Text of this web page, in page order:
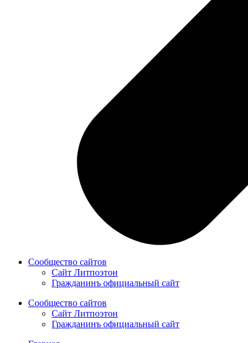
Сообщество сайтов
Сайт Литпоэтон
Гражданинъ официальный сайт
Сообщество сайтов
Сайт Литпоэтон
Гражданинъ официальный сайт